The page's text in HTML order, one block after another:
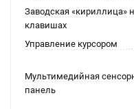
Заводская «кириллица»
клавишах
Управление курсором
Мультимедийная
панель